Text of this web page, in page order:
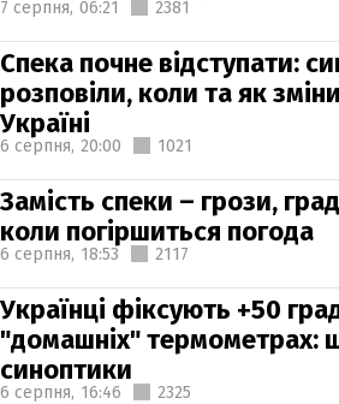
7 серпня, 06:21 2381
Спека почне відступати:
розповіли, коли та як
Україні
6 серпня, 20:00 1021
Замість спеки – грози,
коли погіршиться погода
6 серпня, 18:53 2117
Українці фіксують +50
"домашніх" термометрах:
синоптики
6 серпня, 16:46 2325